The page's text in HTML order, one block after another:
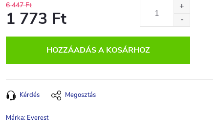
6 447 Ft
1 773 Ft
HOZZÁADÁS A KOSÁRHOZ
Kérdés Megosztás
Márka: Everest